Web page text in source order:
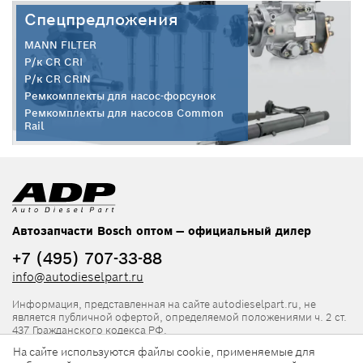
Спецпредложения
MANN FILTER
Р/к CR CRI
Р/к CR CRIN
Ремкомплекты для насос-форсунок
Ремкомплекты для насосов Common
Rail
Автозапчасти Bosch оптом — официальный дилер
+7 (495) 707-33-88
info@autodieselpart.ru
Информация, представленная на сайте autodieselpart.ru, не
является публичной офертой, определяемой положениями ч. 2 ст.
437 Гражданского кодекса РФ.
На сайте используются файлы cookie, применяемые для